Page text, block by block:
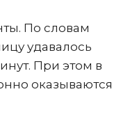
По словам
удавалось
При этом в
оказываются